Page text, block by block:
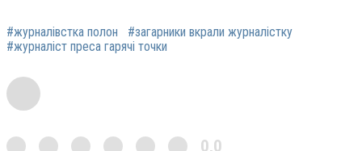
#журналівстка полон
#загарники вкрали журналістку
#журналіст преса гарячі точки
0,0